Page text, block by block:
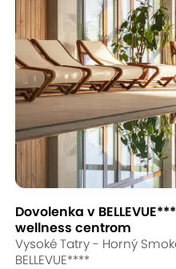
Dovolenka v
wellness centrom
Vysoké Tatry - Horný
BELLEVUE****